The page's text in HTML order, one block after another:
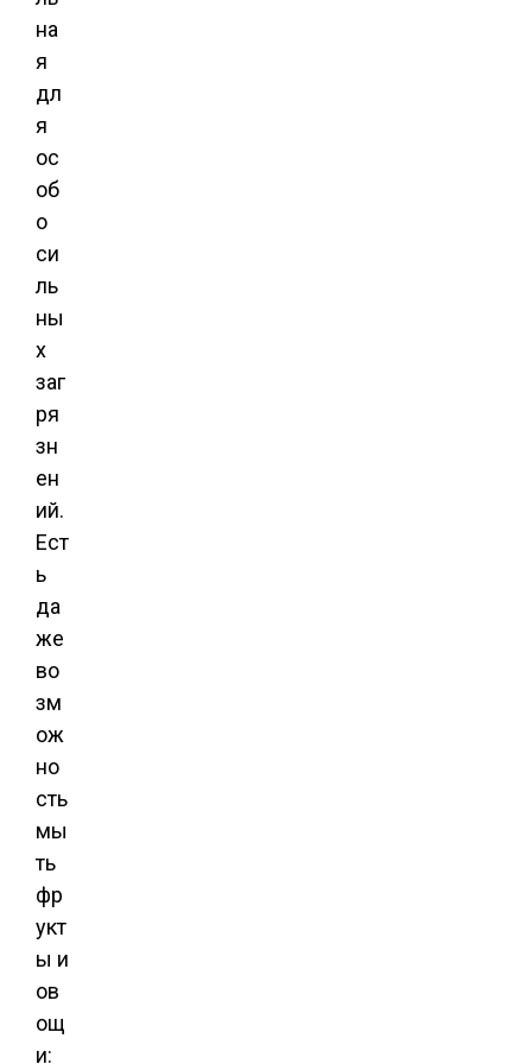
на
я
дл
я
ос
об
о
си
ль
ны
х
заг
ря
зн
ен
ий.
Ест
ь
да
же
во
зм
ож
но
сть
мы
ть
фр
укт
ы и
ов
ощ
и: